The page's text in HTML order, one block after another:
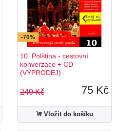
-70%
10. Polština - cestovní
konverzace + CD
(VÝPRODEJ)
249 Kč 75 Kč
Vložit do košíku